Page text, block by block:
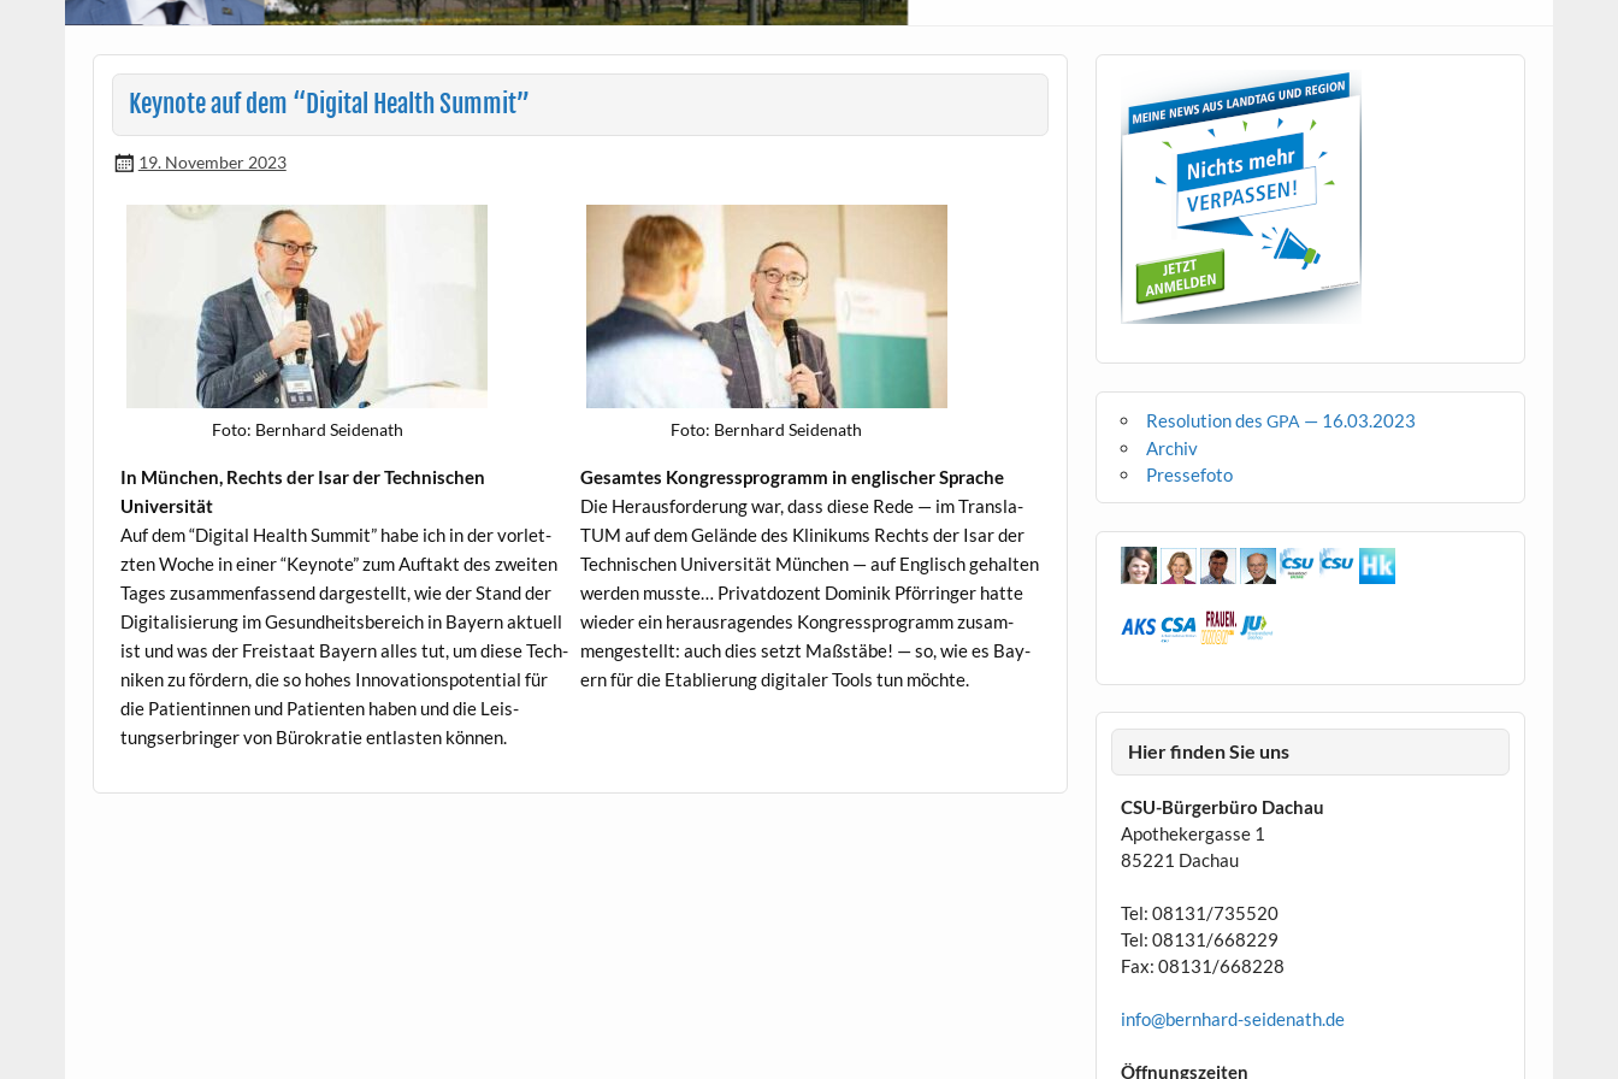
Keynote auf dem “Digital Health Summit”
19. November 2023
Foto: Bern­hard Seidenath
In München, Rechts der Isar der Tech­nis­chen
Universität
Auf dem “Dig­i­tal Health Sum­mit” habe ich in der vor­let­
zten Woche in ein­er “Keynote” zum Auf­takt des zweit­en
Tages zusam­men­fassend dargestellt, wie der Stand der
Dig­i­tal­isierung im Gesund­heits­bere­ich in Bay­ern aktuell
ist und was der Freis­taat Bay­ern alles tut, um diese Tech­
niken zu fördern, die so hohes Inno­va­tionspo­ten­tial für
die Pati­entin­nen und Patien­ten haben und die Leis­
tungser­bringer von Bürokratie ent­las­ten können.
Foto: Bern­hard Seidenath
Gesamtes Kon­gresspro­gramm in englis­ch­er Sprache
Die Her­aus­forderung war, dass diese Rede — im Trans­la­
TUM auf dem Gelände des Klinikums Rechts der Isar der
Tech­nis­chen Uni­ver­sität München — auf Englisch gehal­ten
wer­den musste… Pri­vat­dozent Dominik Pför­ringer hat­te
wieder ein her­aus­ra­gen­des Kon­gresspro­gramm zusam­
mengestellt: auch dies set­zt Maßstäbe! — so, wie es Bay­
ern für die Etablierung dig­i­taler Tools tun möchte.
Resolution desGPA — 16.03.2023
Archiv
Pressefoto
Hier finden Sie uns
CSU-Bürgerbüro Dachau
Apothekergasse 1
85221 Dachau
Tel: 08131/735520
Tel: 08131/668229
Fax: 08131/668228
info@bernhard-seidenath.de
Öffnungszeiten